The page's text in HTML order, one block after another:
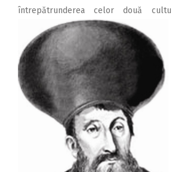
întrepătrunderea celor două